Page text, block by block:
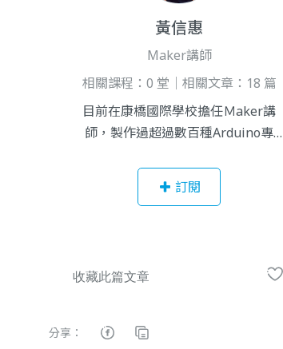
黃信惠
Maker講師
相關課程：0 堂｜相關文章：18 篇
目前在康橋國際學校擔任Ｍaker講
師，製作過超過數百種Arduino專
訂閱
分享：